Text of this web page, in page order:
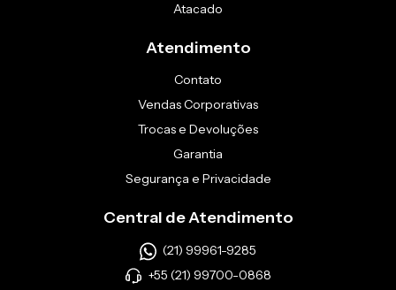
Atacado
Atendimento
Contato
Vendas Corporativas
Trocas e Devoluções
Garantia
Segurança e Privacidade
Central de Atendimento
(21) 99961-9285
+55 (21) 99700-0868